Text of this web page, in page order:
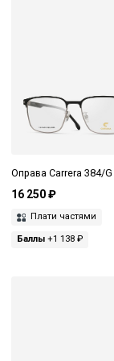
Оправа Carrera 384/G
16 250 ₽
Плати частями
Баллы +1 138 ₽